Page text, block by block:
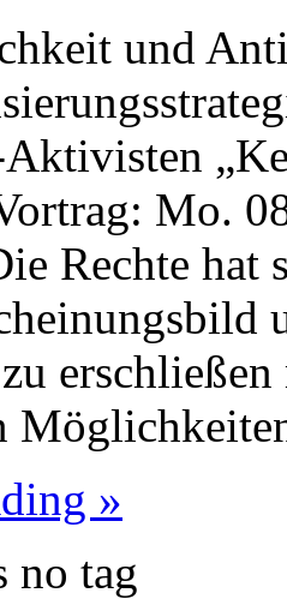
und
Mo.
Rechte hat
»
no tag